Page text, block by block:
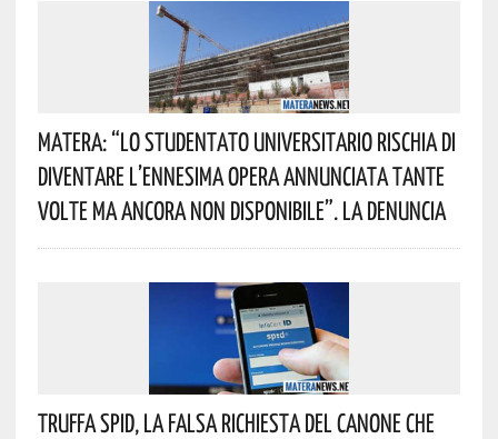
Matera: “Lo Studentato Universitario Rischia Di
Diventare L’ennesima Opera Annunciata Tante
Volte Ma Ancora Non Disponibile”. La Denuncia
Truffa Spid, La Falsa Richiesta Del Canone Che